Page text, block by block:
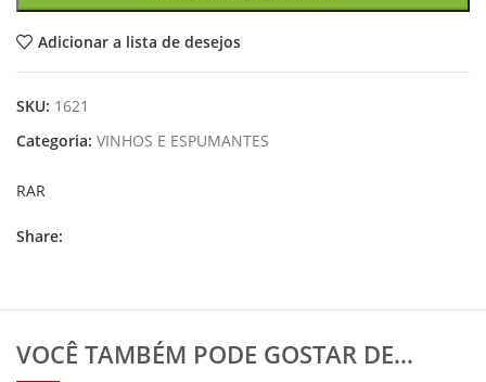
Adicionar a lista de desejos
SKU: 1621
Categoria: VINHOS E ESPUMANTES
RAR
Share:
VOCÊ TAMBÉM PODE GOSTAR DE…